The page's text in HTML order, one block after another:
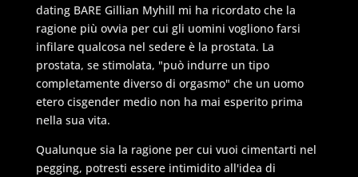
dating BARE Gillian Myhill mi ha ricordato che la
ragione più ovvia per cui gli uomini vogliono farsi
infilare qualcosa nel sedere è la prostata. La
prostata, se stimolata, "può indurre un tipo
completamente diverso di orgasmo" che un uomo
etero cisgender medio non ha mai esperito prima
nella sua vita.
Qualunque sia la ragione per cui vuoi cimentarti nel
pegging, potresti essere intimidito all'idea di